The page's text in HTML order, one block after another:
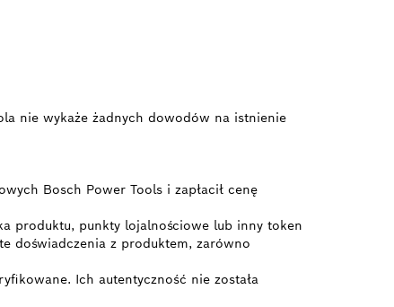
nie wykaże żadnych dowodów na istnienie
Bosch Power Tools i zapłacił cenę
produktu, punkty lojalnościowe lub inny token
doświadczenia z produktem, zarówno
Ich autentyczność nie została